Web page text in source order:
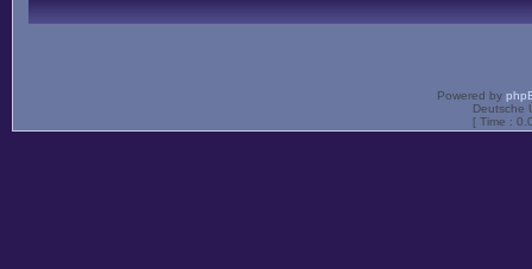
Powered by
Deutsche
[ Time :